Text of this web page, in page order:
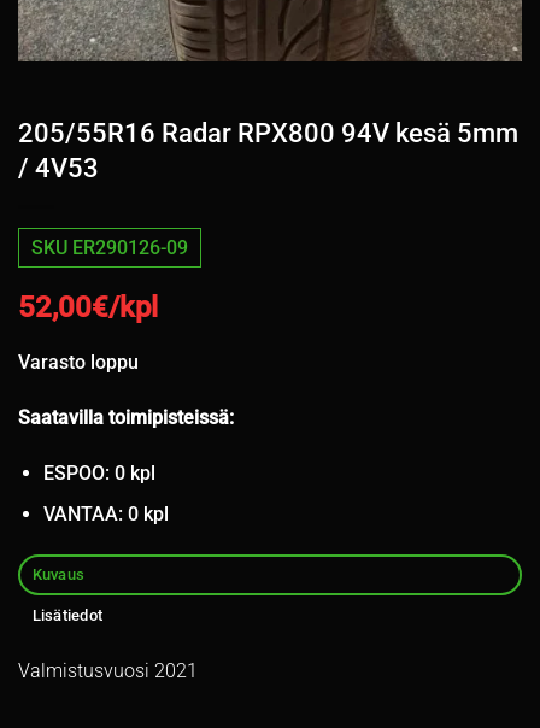
205/55R16 Radar RPX800 94V kesä 5mm
/ 4V53
SKU ER290126-09
52,00€/kpl
Varasto loppu
Saatavilla toimipisteissä:
ESPOO: 0 kpl
VANTAA: 0 kpl
Kuvaus
Lisätiedot
Valmistusvuosi 2021